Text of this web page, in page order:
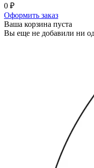
0 ₽
Оформить заказ
Ваша корзина пуста
Вы еще не добавили ни